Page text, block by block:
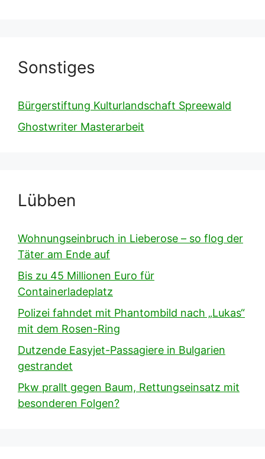
Sonstiges
Bürgerstiftung Kulturlandschaft Spreewald
Ghostwriter Masterarbeit
Lübben
Wohnungseinbruch in Lieberose – so flog der
Täter am Ende auf
Bis zu 45 Millionen Euro für
Containerladeplatz
Polizei fahndet mit Phantombild nach „Lukas“
mit dem Rosen-Ring
Dutzende Easyjet-Passagiere in Bulgarien
gestrandet
Pkw prallt gegen Baum, Rettungseinsatz mit
besonderen Folgen?